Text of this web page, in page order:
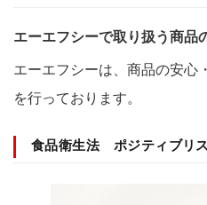
エーエフシーで取り扱う商品
エーエフシーは、商品の安心
を行っております。
食品衛生法 ポジティブリ